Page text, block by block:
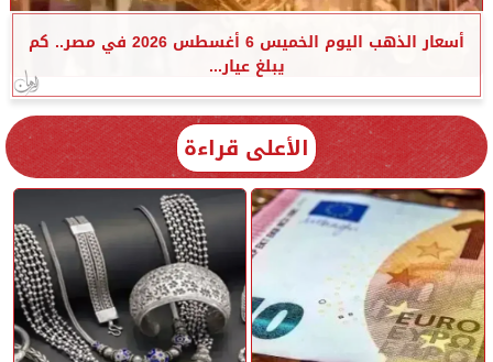
أسعار الذهب اليوم الخميس 6 أغسطس 2026 في مصر.. كم
يبلغ عيار...
الأعلى قراءة